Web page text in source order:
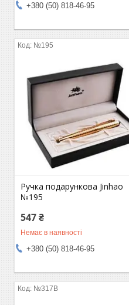
+380 (50) 818-46-95
№195
Ручка подарункова Jinhao
№195
547 ₴
Немає в наявності
+380 (50) 818-46-95
№317B